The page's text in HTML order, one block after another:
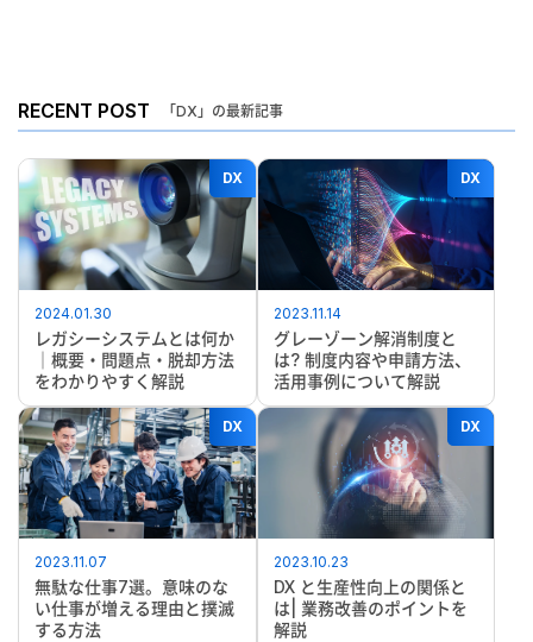
RECENT POST 「DX」の最新記事
DX
2024.01.30
レガシーシステムとは何か
｜概要・問題点・脱却方法
をわかりやすく解説
DX
2023.11.14
グレーゾーン解消制度と
は? 制度内容や申請方法、
活用事例について解説
DX
2023.11.07
無駄な仕事7選。意味のな
い仕事が増える理由と撲滅
する方法
DX
2023.10.23
DX と生産性向上の関係と
は| 業務改善のポイントを
解説